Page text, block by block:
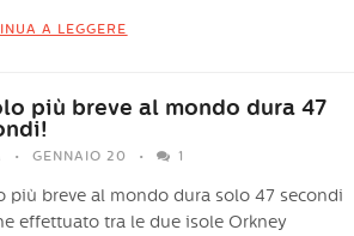
A LEGGERE
più breve al mondo dura 47
GENNAIO 20 1
più breve al mondo dura solo 47 secondi
effettuato tra le due isole Orkney